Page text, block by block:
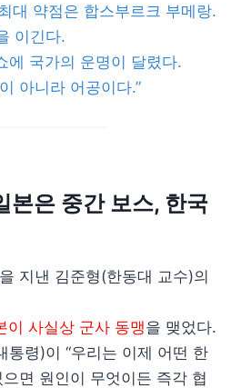
대 약점은 합스부르크 부메랑.
이긴다.
에 국가의 운명이 달렸다.
아니라 어공이다.”
본은 중간 보스, 한국
지낸 김준형(한동대 교수)의
이 사실상 군사 동맹을 맺었다.
통령)이 “우리는 이제 어떤 한
면 원인이 무엇이든 즉각 협